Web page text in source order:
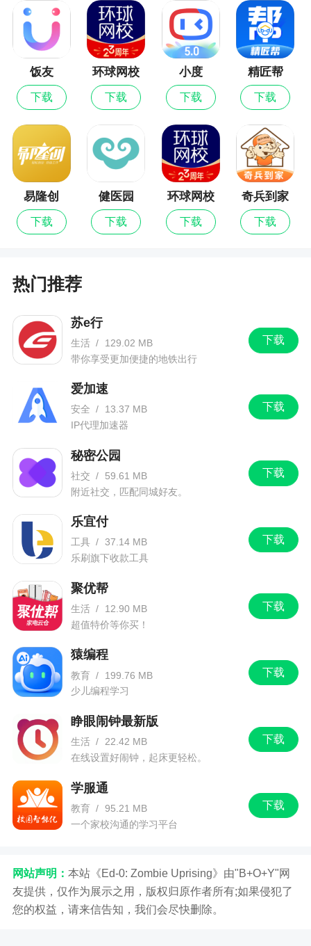
率，让每一个快件都能准确无误地送达用户手中
更新日志
更稳定、更优质，邀您一起体验。
饭友
下载
环球网校
最新版
下载
小度
下载
精匠帮
下载
易隆创
下载
健医园
下载
环球网校
下载
奇兵到家
下载
热门推荐
下载
苏e行
生活 /
129.02 MB
带你享受更加便捷的地铁出行
下载
爱加速
安全 /
13.37 MB
IP代理加速器
下载
秘密公园
社交 /
59.61 MB
附近社交，匹配同城好友。
下载
乐宜付
工具 / 37.14 MB
乐刷旗下收款工具
下载
聚优帮
生活 /
12.90 MB
超值特价等你买！
下载
猿编程
教育 /
199.76 MB
少儿编程学习
下载
睁眼闹钟最新版
生活 /
22.42 MB
在线设置好闹钟，起床更轻松。
下载
学服通
教育 / 95.21 MB
一个家校沟通的学习平台
网站声明： 本站《Ed-0: Zombie Uprising》由"B+O+Y"网
友提供，仅作为展示之用，版权归原作者所有;如果侵犯了
您的权益，请来信告知，我们会尽快删除。